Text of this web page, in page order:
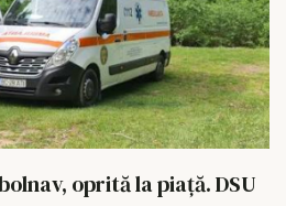
oprită la piață. DSU